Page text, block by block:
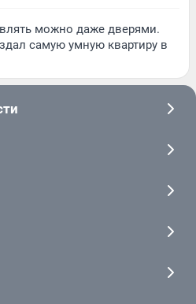
можно даже дверями.
самую умную квартиру в